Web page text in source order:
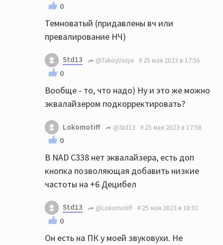
0
Темноватый (придавлены вч или
превалирование НЧ)
Std13 @TakoyVasya 25 мая 2023 в 17:56
0
Вообще - то, что надо) Ну и это же можно
эквалайзером подкорректировать?
Lokomotiff @Std13 25 мая 2023 в 17:58
0
В NAD C338 нет эквалайзера, есть доп
кнопка позволяющая добавить низкие
частоты на +6 Децибел
Std13 @Lokomotiff 25 мая 2023 в 18:01
0
Он есть на ПК у моей звуковухи. Не